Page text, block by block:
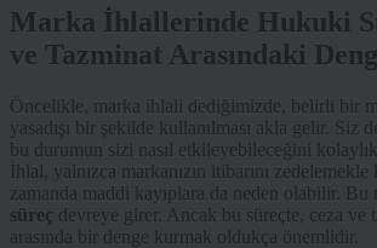
Marka İhlallerinde Hukuki
ve Tazminat Arasındaki
Öncelikle, marka ihlali dediğimizde, belirli bir
yasadışı bir şekilde kullanılması akla gelir. Siz
bu durumun sizi nasıl etkileyebileceğini
İhlal, yalnızca markanızın itibarını zedelemekle
zamanda maddi kayıplara da neden olabilir. Bu
süreç devreye girer. Ancak bu süreçte, ceza ve
arasında bir denge kurmak oldukça önemlidir.